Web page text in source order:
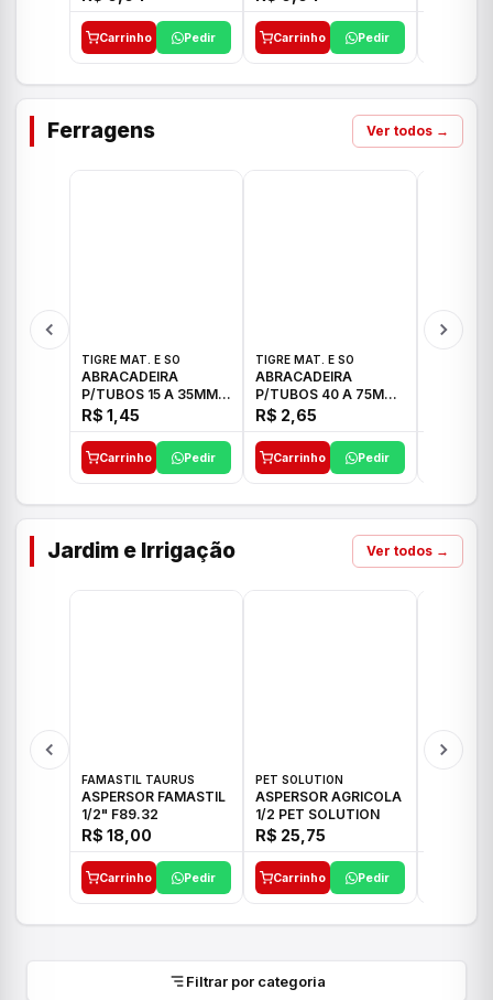
Carrinho Pedir Carrinho Pedir
Ferragens Ver todos →
TIGRE MAT. E SO
ABRACADEIRA
P/TUBOS 15 A 35MM
TIGRE
R$ 1,45
Carrinho Pedir
TIGRE MAT. E SO
ABRACADEIRA
P/TUBOS 40 A 75MM
TIGRE
R$ 2,65
Carrinho Pedir
Jardim e Irrigação Ver todos →
FAMASTIL TAURUS
ASPERSOR FAMASTIL
1/2" F89.32
R$ 18,00
Carrinho Pedir
PET SOLUTION
ASPERSOR AGRICOLA
1/2 PET SOLUTION
R$ 25,75
Carrinho Pedir
Filtrar por categoria